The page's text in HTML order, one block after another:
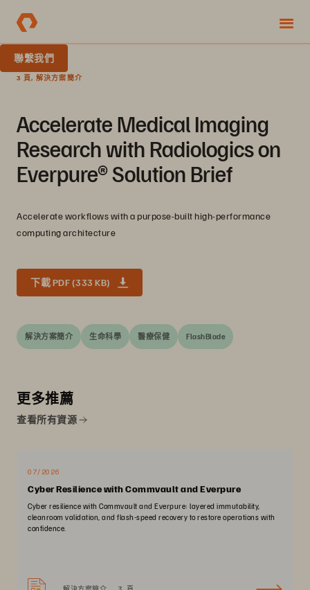
聯繫我們
3 頁, 解決方案簡介
Accelerate Medical Imaging
Research with Radiologics on
Everpure® Solution Brief
Accelerate workflows with a purpose-built high-performance
computing architecture
下載 PDF (333 KB)
解決方案簡介 生命科學 醫療保健 FlashBlade
更多推薦
查看所有資源
07/2026
Cyber Resilience with Commvault and Everpure
Cyber resilience with Commvault and Everpure: layered immutability,
cleanroom validation, and flash-speed recovery to restore operations with
confidence.